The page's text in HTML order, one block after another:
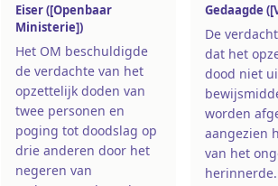
Eiser ([Openbaar
Ministerie])
Het OM beschuldigde
de verdachte van het
opzettelijk doden van
twee personen en
poging tot doodslag op
drie anderen door het
negeren van
Gedaagde
De
dat het
dood niet
worden
aangezien
van het
herinnerde.